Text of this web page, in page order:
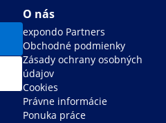
O nás
expondo Partners
Obchodné podmienky
Zásady ochrany osobných
údajov
Cookies
Právne informácie
Ponuka práce